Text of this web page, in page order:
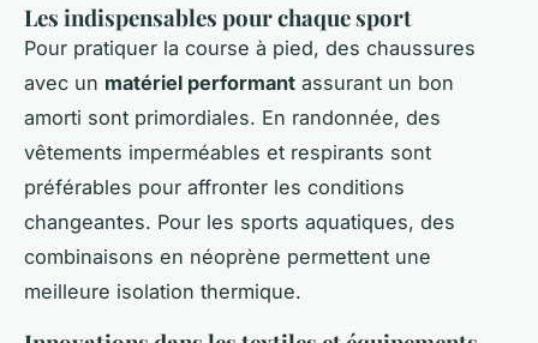
Les indispensables pour chaque sport
Pour pratiquer la course à pied, des chaussures
avec un matériel performant assurant un bon
amorti sont primordiales. En randonnée, des
vêtements imperméables et respirants sont
préférables pour affronter les conditions
changeantes. Pour les sports aquatiques, des
combinaisons en néoprène permettent une
meilleure isolation thermique.